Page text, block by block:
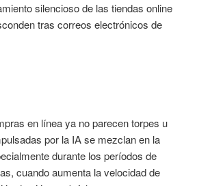
silencioso de las tiendas online
tras correos electrónicos de
en línea ya no parecen torpes u
por la IA se mezclan en la
durante los períodos de
cuando aumenta la velocidad de